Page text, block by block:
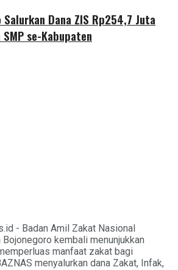
Salurkan Dana ZIS Rp254,7 Juta
se-Kabupaten
- Badan Amil Zakat Nasional
kembali menunjukkan
manfaat zakat bagi
menyalurkan dana Zakat, Infak,